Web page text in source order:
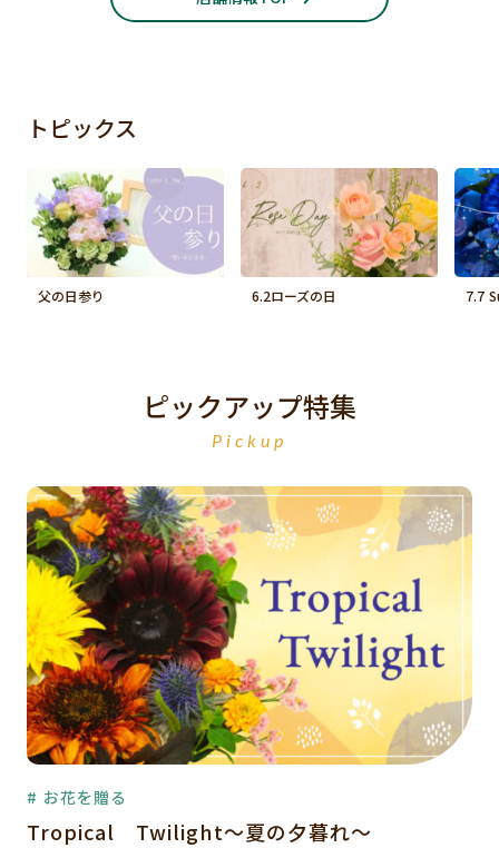
トピックス
父の日参り 6.2ローズの日 7.7
ピックアップ特集
Pickup
# お花を贈る
Tropical Twilight～夏の夕暮れ～